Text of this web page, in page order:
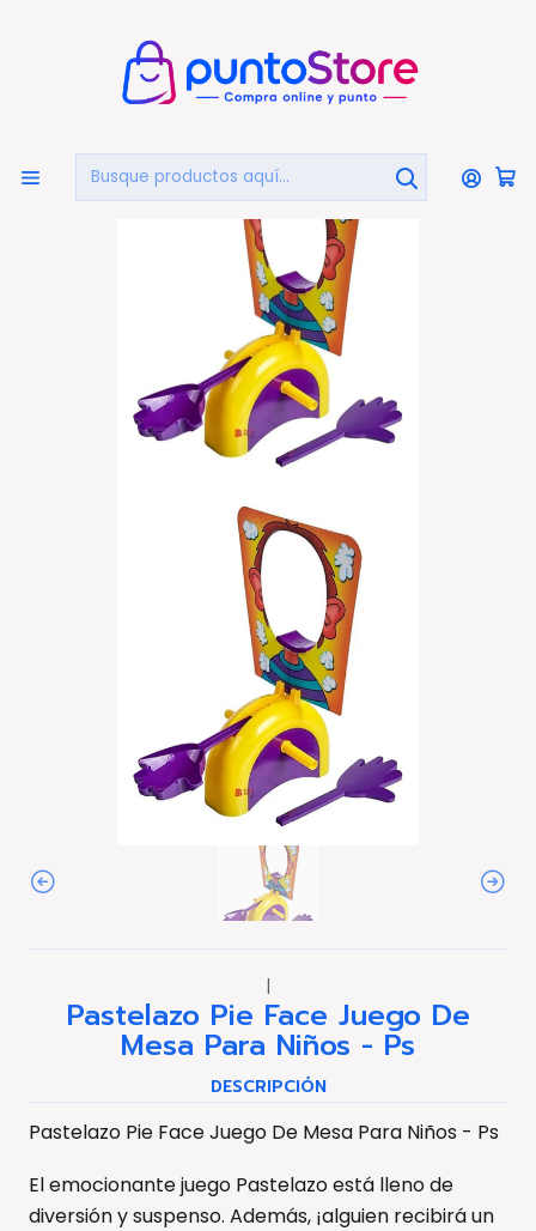
JUGUETES Y JUEGOS Juegos De Mesa Y Cartas
Pastelazo Pie Face Juego De Mesa Para Niños - Ps
|
Pastelazo Pie Face Juego De
Mesa Para Niños - Ps
DESCRIPCIÓN
Pastelazo Pie Face Juego De Mesa Para Niños - Ps
El emocionante juego Pastelazo está lleno de
diversión y suspenso. Además, ¡alguien recibirá un